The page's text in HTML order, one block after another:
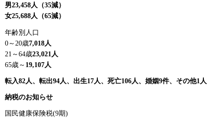
男23,458人（35減）
女25,688人（65減）
年齢別人口
0～20歳7,018人
21～64歳23,021人
65歳～ 19,107人
転入82人、転出94人、出生17人、死亡106人、婚姻9件、その他1人
納税のお知らせ
国民健康保険税(9期)